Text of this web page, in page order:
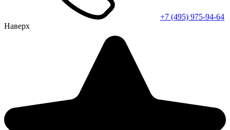
+7 (495) 975-94-64
Наверх